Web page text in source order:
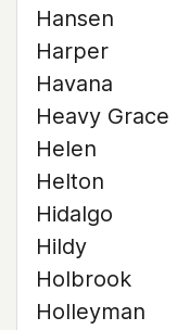
Hansen
Harper
Havana
Heavy Grace
Helen
Helton
Hidalgo
Hildy
Holbrook
Holleyman